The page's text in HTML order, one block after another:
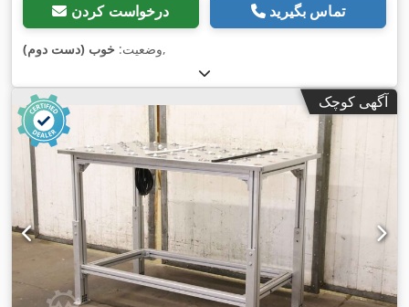
درخواست کردن تماس بگیرید
وضعیت: خوب (دست دوم) ,
آگهی کوچک